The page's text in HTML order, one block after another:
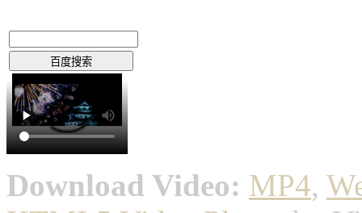
Download Video: MP4,